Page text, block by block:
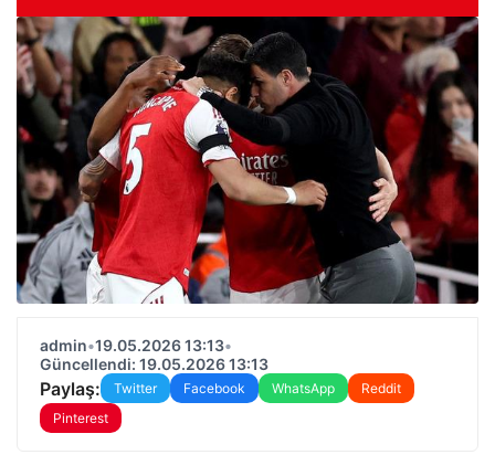
admin•19.05.2026 13:13•
Güncellendi: 19.05.2026 13:13
Paylaş: Twitter Facebook WhatsApp
Reddit
Pinterest